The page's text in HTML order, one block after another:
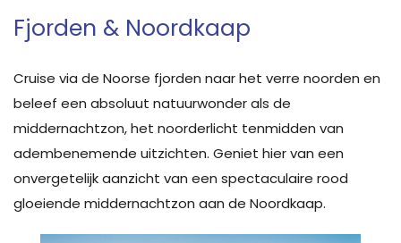
Fjorden & Noordkaap
Cruise via de Noorse fjorden naar het verre noorden en
beleef een absoluut natuurwonder als de
middernachtzon, het noorderlicht tenmidden van
adembenemende uitzichten. Geniet hier van een
onvergetelijk aanzicht van een spectaculaire rood
gloeiende middernachtzon aan de Noordkaap.